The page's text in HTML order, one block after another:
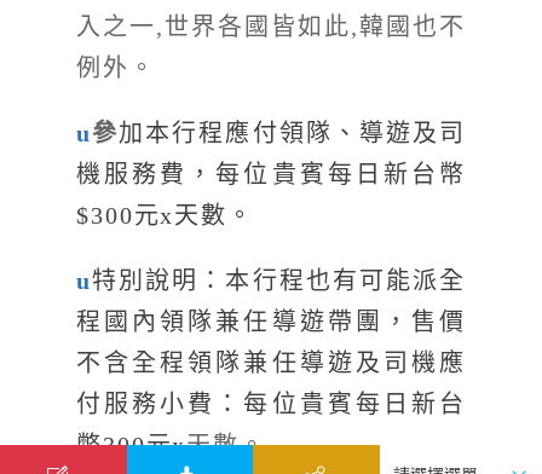
入之一,世界各國皆如此,韓國也不
例外。
u參加本行程應付領隊、導遊及司
機服務費，每位貴賓每日新台幣
$300元x天數。
u特別說明：本行程也有可能派全
程國內領隊兼任導遊帶團，售價
不含全程領隊兼任導遊及司機應
付服務小費：每位貴賓每日新台
幣300元x天數。